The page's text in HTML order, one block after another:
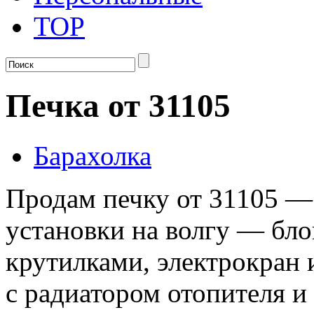
TOP
Печка от 31105
Барахолка
Продам печку от 31105
установки на волгу —
крутилками,
с радиатором отопителя